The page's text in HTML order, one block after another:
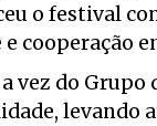
o festival
e cooperação
vez do
levando